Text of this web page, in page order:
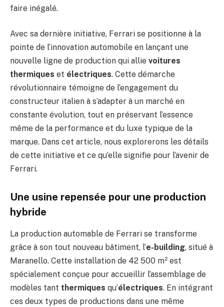
faire inégalé.
Avec sa dernière initiative, Ferrari se positionne à la
pointe de l’innovation automobile en lançant une
nouvelle ligne de production qui allie voitures
thermiques et électriques. Cette démarche
révolutionnaire témoigne de l’engagement du
constructeur italien à s’adapter à un marché en
constante évolution, tout en préservant l’essence
même de la performance et du luxe typique de la
marque. Dans cet article, nous explorerons les détails
de cette initiative et ce qu’elle signifie pour l’avenir de
Ferrari.
Une usine repensée pour une production
hybride
La production automable de Ferrari se transforme
grâce à son tout nouveau bâtiment, l’e-building, situé à
Maranello. Cette installation de 42 500 m² est
spécialement conçue pour accueillir l’assemblage de
modèles tant thermiques qu’électriques. En intégrant
ces deux types de productions dans une même